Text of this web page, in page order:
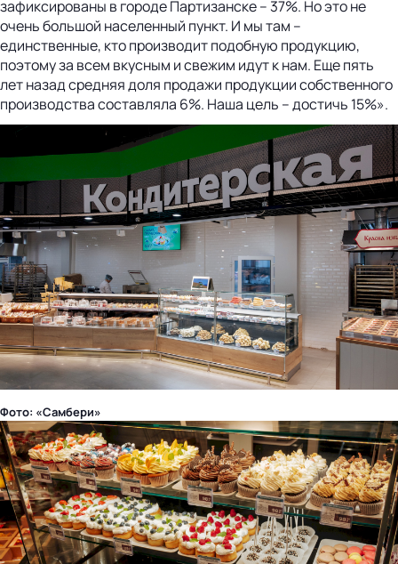
зафиксированы в городе Партизанске – 37%. Но это не
очень большой населенный пункт. И мы там –
единственные, кто производит подобную продукцию,
поэтому за всем вкусным и свежим идут к нам. Еще пять
лет назад средняя доля продажи продукции собственного
производства составляла 6%. Наша цель – достичь 15%».
Фото: «Самбери»